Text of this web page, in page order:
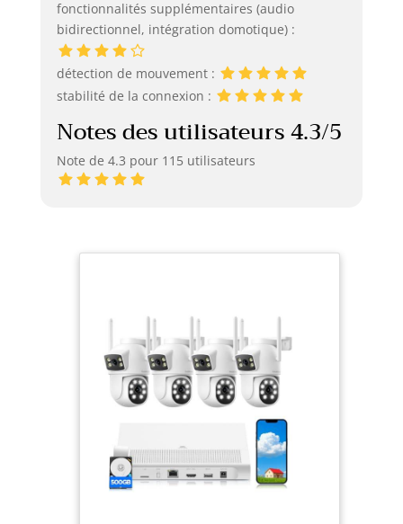
fonctionnalités supplémentaires (audio
bidirectionnel, intégration domotique) :
détection de mouvement :
stabilité de la connexion :
Notes des utilisateurs 4.3/5
Note de 4.3 pour 115 utilisateurs